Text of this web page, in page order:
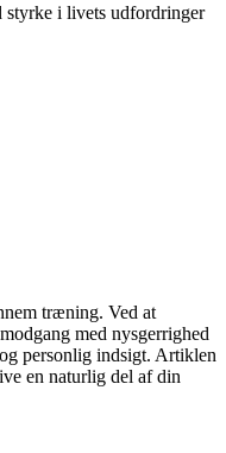
i livets udfordringer
træning. Ved at
med nysgerrighed
personlig indsigt. Artiklen
en naturlig del af din